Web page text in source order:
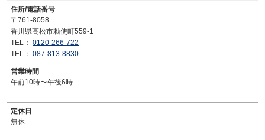
住所/電話番号
〒761-8058
香川県高松市勅使町559-1
TEL： 0120-266-722
TEL： 087-813-8830
営業時間
午前10時〜午後6時
定休日
無休